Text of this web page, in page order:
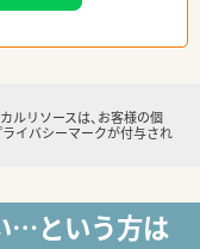
ルリソースは、お客様の個
イバシーマークが付与され
…という方は